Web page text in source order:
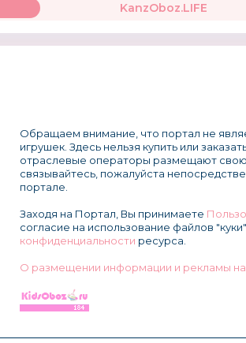
KanzOboz.LIFE
Обращаем внимание, что портал не
игрушек. Здесь нельзя купить или
отраслевые операторы размещают
связывайтесь, пожалуйста
портале.
Заходя на Портал, Вы принимаете
согласие на использование файлов
конфиденциальности ресурса.
О размещении информации и рекламы